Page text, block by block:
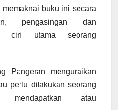
buku ini secara
pengasingan dan
ciri utama seorang
Pangeran menguraikan
perlu dilakukan seorang
mendapatkan atau